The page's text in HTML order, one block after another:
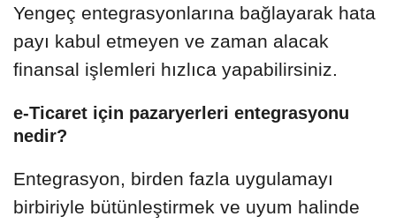
Yengeç entegrasyonlarına bağlayarak hata
payı kabul etmeyen ve zaman alacak
finansal işlemleri hızlıca yapabilirsiniz.
e-Ticaret için pazaryerleri entegrasyonu
nedir?
Entegrasyon, birden fazla uygulamayı
birbiriyle bütünleştirmek ve uyum halinde